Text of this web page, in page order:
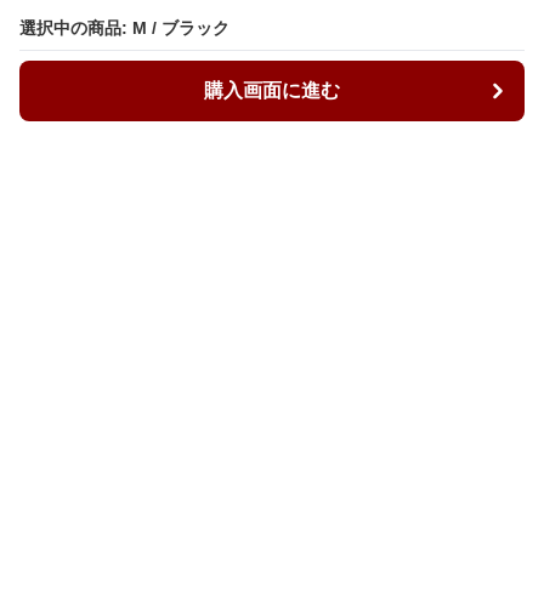
選択中の商品: M / ブラック
購入画面に進む
選択中の商品: M / ブラック
購入画面に進む